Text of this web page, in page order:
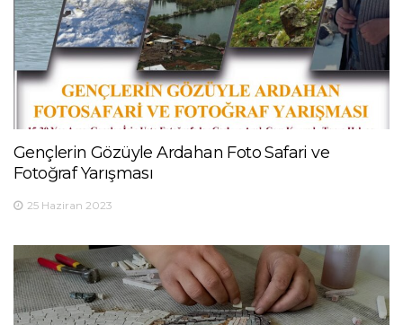
Gençlerin Gözüyle Ardahan Foto Safari ve
Fotoğraf Yarışması
25 Haziran 2023